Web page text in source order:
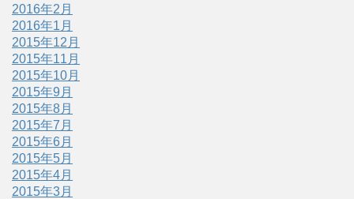
2016年2月
2016年1月
2015年12月
2015年11月
2015年10月
2015年9月
2015年8月
2015年7月
2015年6月
2015年5月
2015年4月
2015年3月